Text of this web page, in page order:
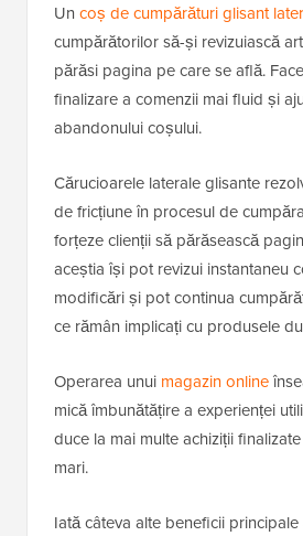
Un coș de cumpărături glisant
cumpărătorilor să-și revizuiască
părăsi pagina pe care se află.
finalizare a comenzii mai fluid și
abandonului coșului.
Cărucioarele laterale glisante
de fricțiune în procesul de
forțeze clienții să părăsească
aceștia își pot revizui instantaneu
modificări și pot continua
ce rămân implicați cu produsele
Operarea unui magazin online
mică îmbunătățire a experienței
duce la mai multe achiziții
mari.
Iată câteva alte beneficii